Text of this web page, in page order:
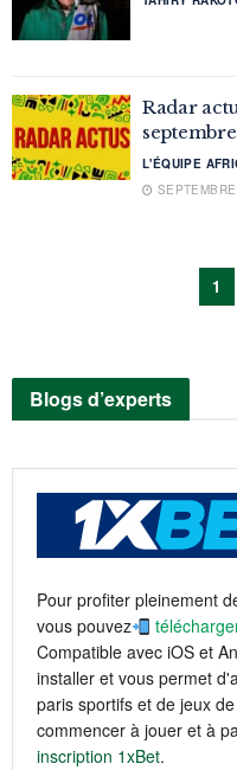
Radar
L'ÉQUIPE
1
Blogs d’experts
Pour profiter pleinement
vous pouvez
Compatible avec iOS et
installer et vous permet
paris sportifs et de jeux
commencer à jouer et à
inscription 1xBet.